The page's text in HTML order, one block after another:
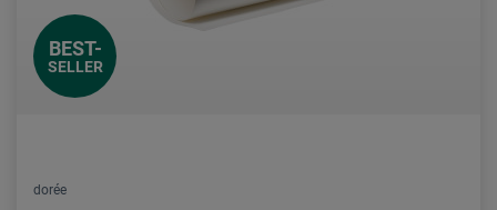
BEST-
SELLER
dorée